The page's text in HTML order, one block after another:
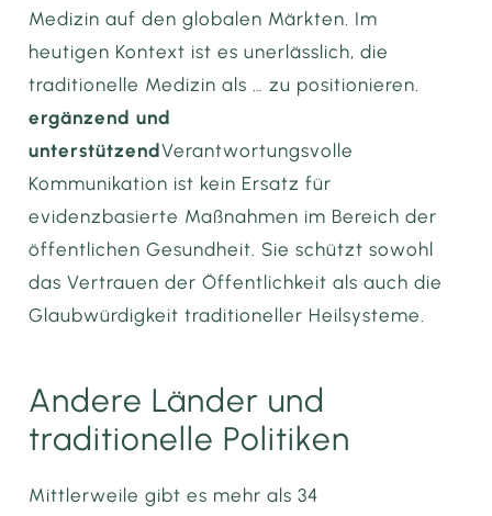
Medizin auf den globalen Märkten. Im
heutigen Kontext ist es unerlässlich, die
traditionelle Medizin als … zu positionieren.
ergänzend und
unterstützendVerantwortungsvolle
Kommunikation ist kein Ersatz für
evidenzbasierte Maßnahmen im Bereich der
öffentlichen Gesundheit. Sie schützt sowohl
das Vertrauen der Öffentlichkeit als auch die
Glaubwürdigkeit traditioneller Heilsysteme.
Andere Länder und
traditionelle Politiken
Mittlerweile gibt es mehr als 34